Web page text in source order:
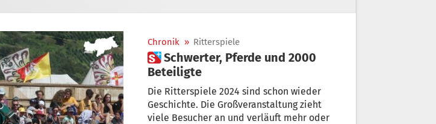
Chronik » Ritterspiele
 Schwerter, Pferde und 2000
Beteiligte
Die Ritterspiele 2024 sind schon wieder
Geschichte. Die Großveranstaltung zieht
viele Besucher an und verläuft mehr oder